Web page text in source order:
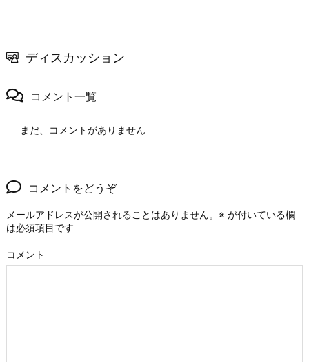
ディスカッション
コメント一覧
まだ、コメントがありません
コメントをどうぞ
メールアドレスが公開されることはありません。 ※ が付いている欄
は必須項目です
コメント